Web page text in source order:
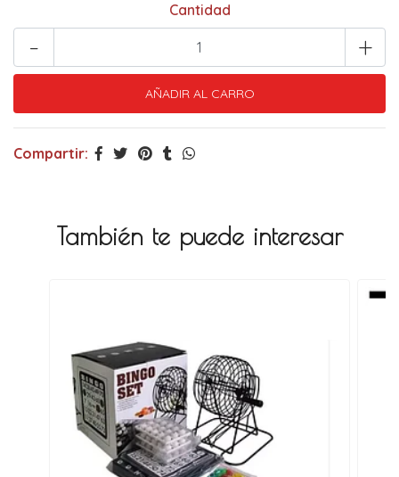
Cantidad
+
-
Compartir:
También te puede interesar